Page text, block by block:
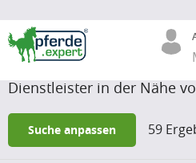
Dienstleister in der Nähe
Suche anpassen 59
Filter löschen
Postleitzahl / Ort